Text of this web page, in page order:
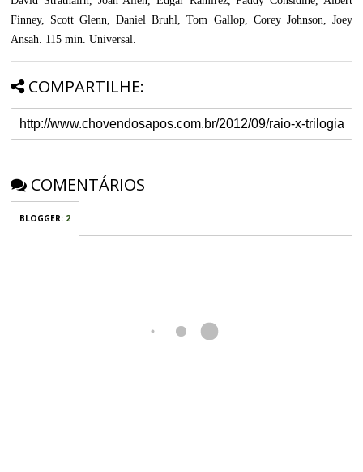
Finney, Scott Glenn, Daniel Bruhl, Tom Gallop, Corey Johnson, Joey
Ansah. 115 min. Universal.
COMPARTILHE:
COMENTÁRIOS
BLOGGER: 2